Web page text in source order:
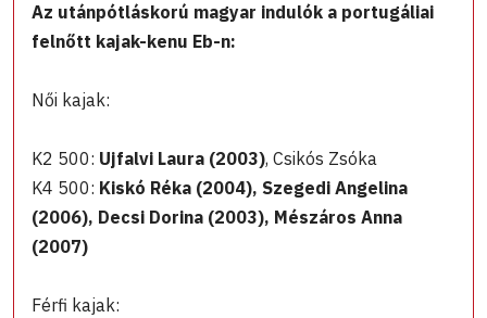
Az utánpótláskorú magyar indulók a portugáliai
felnőtt kajak-kenu Eb-n:
Női kajak:
K2 500: Ujfalvi Laura (2003), Csikós Zsóka
K4 500: Kiskó Réka (2004), Szegedi Angelina
(2006), Decsi Dorina (2003), Mészáros Anna
(2007)
Férfi kajak: